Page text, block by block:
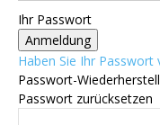
Ihr Passwort
Haben Sie Ihr
Passwort-
Passwort zurücksetzen